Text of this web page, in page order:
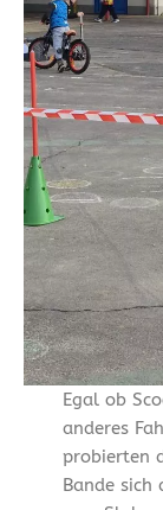
Egal ob
anderes
probierten
Bande sich